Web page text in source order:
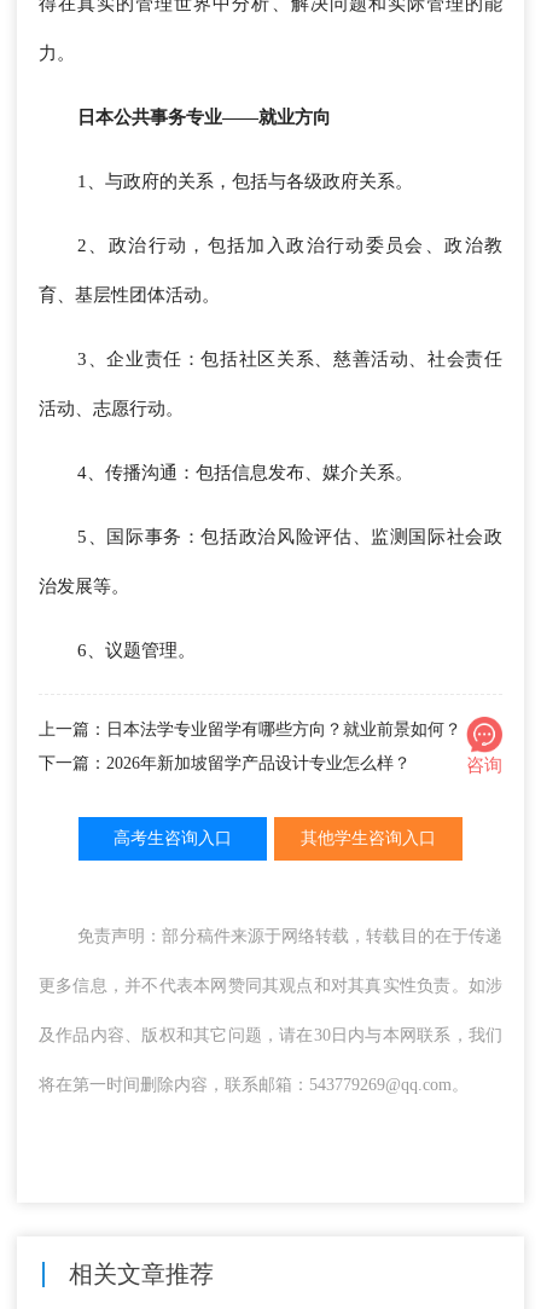
得在真实的管理世界中分析、解决问题和实际管理的能
力。
日本公共事务专业——就业方向
1、与政府的关系，包括与各级政府关系。
2、政治行动，包括加入政治行动委员会、政治教
育、基层性团体活动。
3、企业责任：包括社区关系、慈善活动、社会责任
活动、志愿行动。
4、传播沟通：包括信息发布、媒介关系。
5、国际事务：包括政治风险评估、监测国际社会政
治发展等。
6、议题管理。
上一篇：日本法学专业留学有哪些方向？就业前景如何？
下一篇：2026年新加坡留学产品设计专业怎么样？
咨询
高考生咨询入口 其他学生咨询入口
免责声明：部分稿件来源于网络转载，转载目的在于传递
更多信息，并不代表本网赞同其观点和对其真实性负责。如涉
及作品内容、版权和其它问题，请在30日内与本网联系，我们
将在第一时间删除内容，联系邮箱：543779269@qq.com。
相关文章推荐